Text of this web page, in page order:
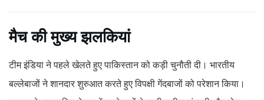
मैच की मुख्य झलकियां
टीम इंडिया ने पहले खेलते हुए पाकिस्तान को कड़ी चुनौती दी। भारतीय
बल्लेबाजों ने शानदार शुरुआत करते हुए विपक्षी गेंदबाजों को परेशान किया।